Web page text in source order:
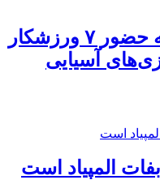
۲ مدال برنز نتیجه حضور ۷ ورزشکار
آسیایی
المپیاد است